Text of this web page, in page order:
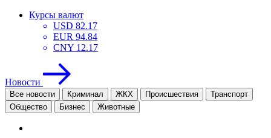
Курсы валют
USD 82.17
EUR 94.84
CNY 12.17
Новости
Все новости Криминал ЖКХ Проиcшествия
Транспорт
Общество
Бизнес Животные